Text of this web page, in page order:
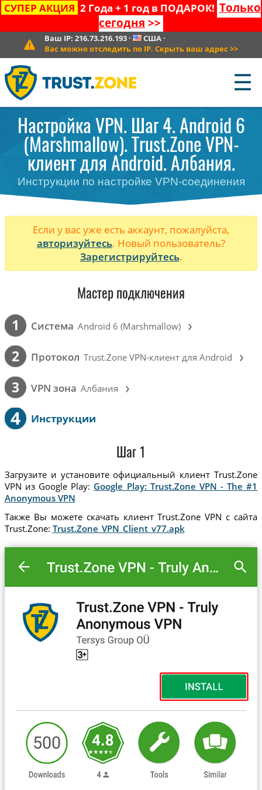
СУПЕР АКЦИЯ 2 Года + 1 год в ПОДАРОК! Только
сегодня >>
Ваш IP: 216.73.216.193· США·
Вас можно отследить по IP. Скрыть ваш адрес >>
☰
Настройка VPN. Шаг 4. Android 6
(Marshmallow). Trust.Zone VPN-
клиент для Android. Албания.
Инструкции по настройке VPN-соединения
Если у вас уже есть аккаунт, пожалуйста,
авторизуйтесь. Новый пользователь?
Зарегистрируйтесь.
Мастер подключения
1 Cистема Android 6 (Marshmallow) ›
2 Протокол Trust.Zone VPN-клиент для Android ›
3 VPN зона Албания ›
4 Инструкции
Шаг 1
Загрузите и установите официальный клиент Trust.Zone
VPN из Google Play: Google Play: Trust.Zone VPN - The #1
Anonymous VPN
Также Вы можете скачать клиент Trust.Zone VPN с сайта
Trust.Zone: Trust.Zone_VPN_Client_v77.apk